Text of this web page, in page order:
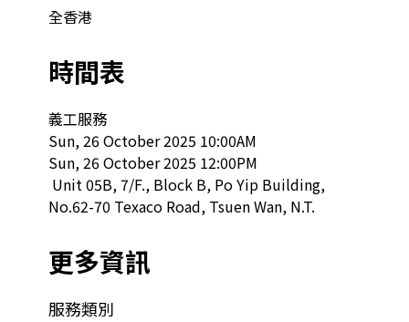
全香港
時間表
義工服務
Sun, 26 October 2025 10:00AM
Sun, 26 October 2025 12:00PM
No.62-70 Texaco Road, Tsuen Wan, N.T.
更多資訊
服務類別